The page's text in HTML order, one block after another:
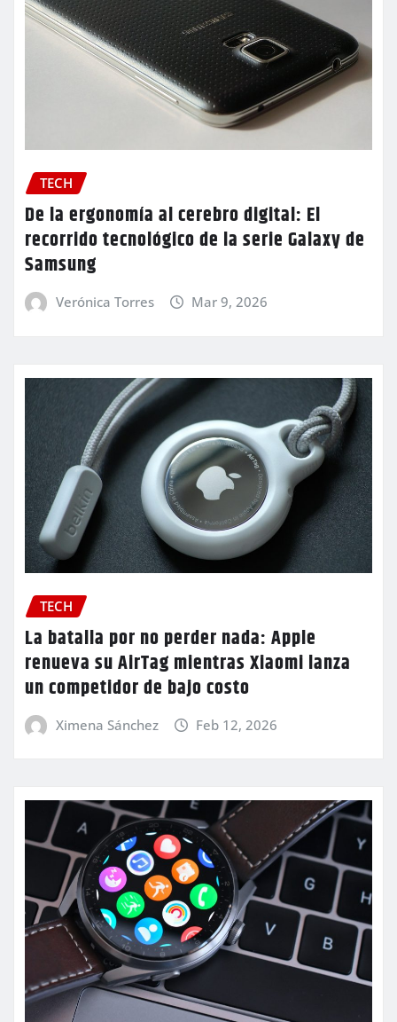
TECH
De la ergonomía al cerebro digital: El
recorrido tecnológico de la serie Galaxy de
Samsung
Verónica Torres Mar 9, 2026
TECH
La batalla por no perder nada: Apple
renueva su AirTag mientras Xiaomi lanza
un competidor de bajo costo
Ximena Sánchez Feb 12, 2026